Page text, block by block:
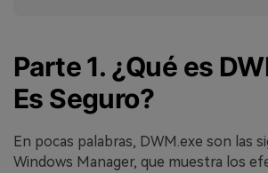
Parte 1. ¿Qué es
Es Seguro?
En pocas palabras, DWM.exe son las
Windows Manager, que muestra los